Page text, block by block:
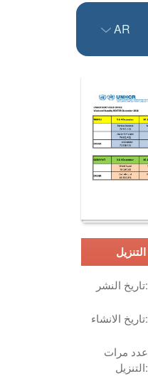
AR
التنزيل
تاريخ النشر:
تاريخ الانشاء:
عدد مرات
التنزيل: